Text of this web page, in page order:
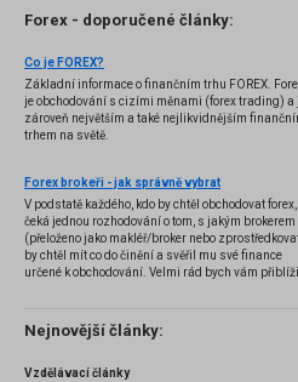
Forex - doporučené články:
Co je FOREX?
Základní informace o finančním trhu FOREX.
je obchodování s cizími měnami (forex trading) a
zároveň největším a také nejlikvidnějším
trhem na světě.
Forex brokeři - jak správně vybrat
V podstatě každého, kdo by chtěl obchodovat forex,
čeká jednou rozhodování o tom, s jakým brokerem
(přeloženo jako makléř/broker nebo
by chtěl mít co do činění a svěřil mu své finance
určené k obchodování. Velmi rád bych vám přiblížil
několik příkladů nejznámějších z nich.
Nejnovější články:
Vzdělávací články